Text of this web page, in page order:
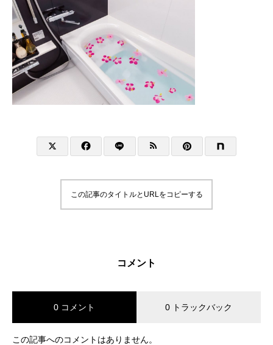
この記事のタイトルとURLをコピーする
コメント
0 コメント 0 トラックバック
この記事へのコメントはありません。